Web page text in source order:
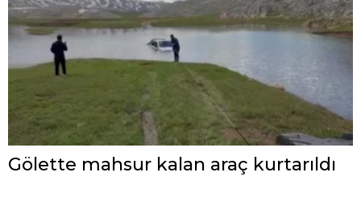
Gölette mahsur kalan araç kurtarıldı